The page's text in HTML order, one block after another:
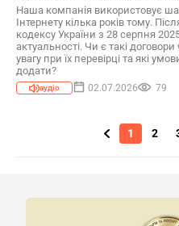
Наша компанія використовує
Інтернету кілька років тому.
кодексу України з 28 серпня
актуальності. Чи є такі
увагу при їх перевірці та які
додати?
аудіо 02.07.2026 79
1 2